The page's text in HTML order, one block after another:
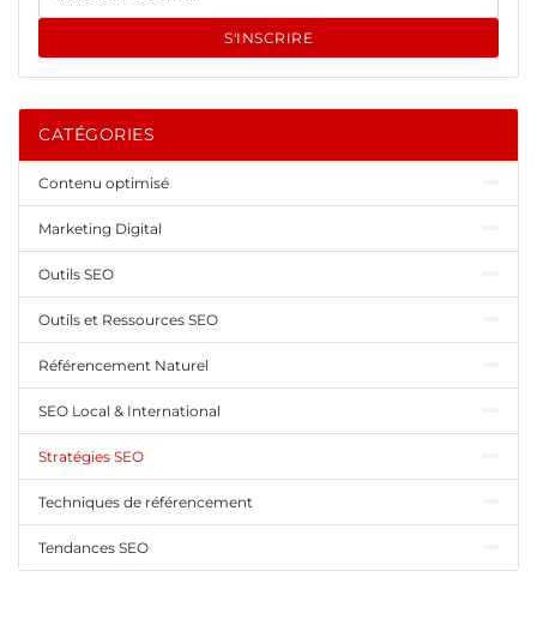
S'INSCRIRE
CATÉGORIES
Contenu optimisé
Marketing Digital
Outils SEO
Outils et Ressources SEO
Référencement Naturel
SEO Local & International
Stratégies SEO
Techniques de référencement
Tendances SEO